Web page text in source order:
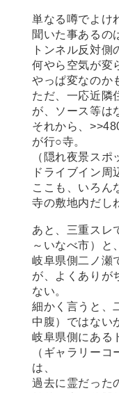
単なる噂でよけ
聞いた事あるの
トンネル反対側
何やら空気が変
やっぱ変なのか
ただ、一応近隣
が、ソース等は
それから、
が行○寺。
（隠れ夜景ス
ドライブイン周
ここも、いろん
寺の敷地内だし
あと、三重スレ
～いなべ市）と
岐阜県側二ノ瀬
が、よくありが
ない。
細かく言うと、
中腹）ではない
岐阜県側にある
（ギャラリー
は、
過去に霊だった